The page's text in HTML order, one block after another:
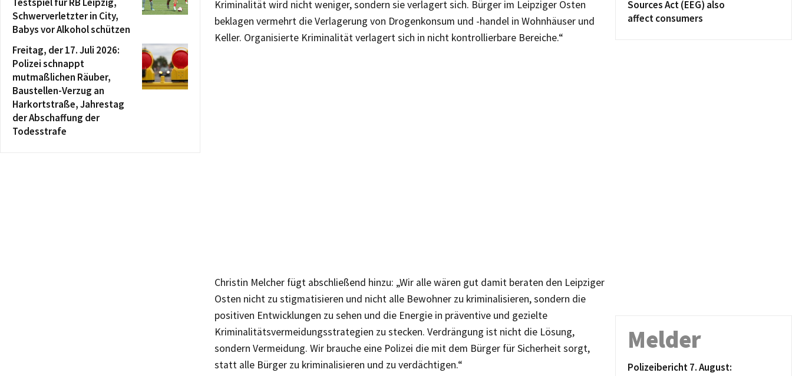
Kriminalität wird nicht weniger, sondern sie verlagert sich. Bürger im Leipziger Osten
beklagen vermehrt die Verlagerung von Drogenkonsum und -handel in Wohnhäuser und
Keller. Organisierte Kriminalität verlagert sich in nicht kontrollierbare Bereiche.“
Christin Melcher fügt abschließend hinzu: „Wir alle wären gut damit beraten den Leipziger
Osten nicht zu stigmatisieren und nicht alle Bewohner zu kriminalisieren, sondern die
positiven Entwicklungen zu sehen und die Energie in präventive und gezielte
Kriminalitätsvermeidungsstrategien zu stecken. Verdrängung ist nicht die Lösung,
sondern Vermeidung. Wir brauche eine Polizei die mit dem Bürger für Sicherheit sorgt,
statt alle Bürger zu kriminalisieren und zu verdächtigen.“
Schwerverletzter in City,
Babys vor Alkohol schützen
Freitag, der 17. Juli 2026:
Polizei schnappt
mutmaßlichen Räuber,
Baustellen-Verzug an
Harkortstraße, Jahrestag
der Abschaffung der
Todesstrafe
Sources Act (EEG) also
affect consumers
Melder
Polizeibericht 7. August: